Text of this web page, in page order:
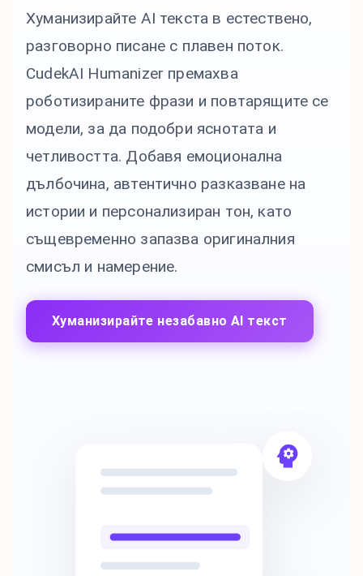
Хуманизирайте AI текста в естествено,
разговорно писане с плавен поток.
CudekAI Humanizer премахва
роботизираните фрази и повтарящите се
модели, за да подобри яснотата и
четливостта. Добавя емоционална
дълбочина, автентично разказване на
истории и персонализиран тон, като
същевременно запазва оригиналния
смисъл и намерение.
Хуманизирайте незабавно AI текст